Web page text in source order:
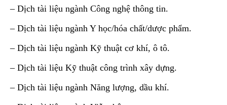
– Dịch tài liệu ngành Công nghệ thông tin.
– Dịch tài liệu ngành Y học/hóa chất/dược phẩm.
– Dịch tài liệu ngành Kỹ thuật cơ khí, ô tô.
– Dịch tài liệu Kỹ thuật công trình xây dựng.
– Dịch tài liệu ngành Năng lượng, dầu khí.